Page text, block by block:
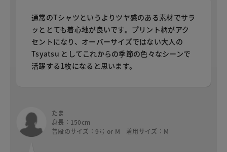
通常のTシャツというよりツヤ感のある素材でサラ
ッととても着心地が良いです。プリント柄がアク
セントになり、オーバーサイズではない大人の
Tsyatsu としてこれからの季節の色々なシーンで
活躍する1枚になると思います。
たま
身長：150cm
普段のサイズ：9号 or M 着用サイズ：M